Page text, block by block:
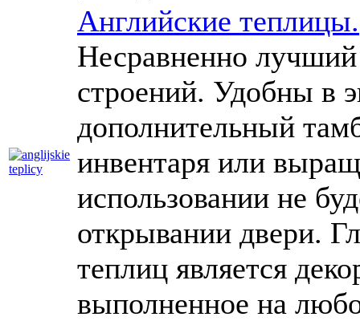
Английские теплицы.
Несравненно лучший
строений. Удобны в
дополнительный
инвентаря или
использовании не
открывании двери.
теплиц является
выполненное на